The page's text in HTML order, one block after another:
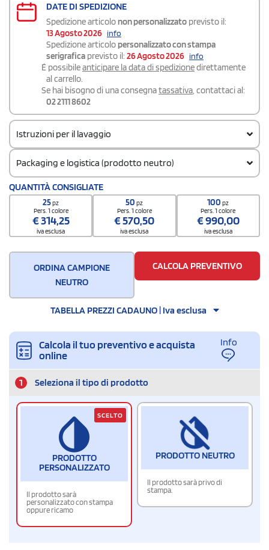
DATE DI SPEDIZIONE
Spedizione articolo non personalizzato previsto il:
13 Agosto 2026 info
Spedizione articolo personalizzato con stampa
serigrafica previsto il: 26 Agosto 2026 info
É possibileanticipare la data di spedizionedirettamente
al carrello.
Se hai bisogno di una consegnatassativa, contattaci al:
02 2111 8602
Istruzioni per il lavaggio
Packaging e logistica (prodotto neutro)
Codice doganale
61102091
Quantità per confezione
Quantità per scatola
25
QUANTITÀ CONSIGLIATE
25pz
Pers. 1 colore
€314,25
iva esclusa
50pz
Pers. 1 colore
€570,50
iva esclusa
100pz
Pers. 1 colore
€990,00
iva esclusa
ORDINA CAMPIONE
NEUTRO
CALCOLA PREVENTIVO
TABELLA PREZZI CADAUNO | Iva esclusa
Calcola il tuo preventivo e acquista
online
Info
1 Seleziona il tipo di prodotto
PRODOTTO
PERSONALIZZATO
Il prodotto sarà
personalizzato con stampa
oppure ricamo
SCELTO
PRODOTTO NEUTRO
Il prodotto sarà privo di
stampa.